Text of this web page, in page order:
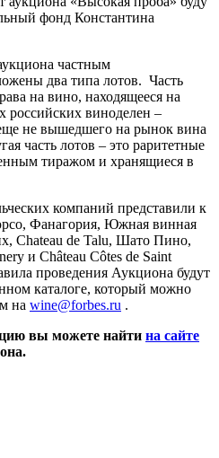
фонд Константина
частным
два типа лотов. Часть
на вино, находящееся на
российских виноделен –
не вышедшего на рынок вина
часть лотов – это раритетные
тиражом и хранящиеся в
компаний представили к
Фанагория, Южная винная
Chateau de Talu, Шато Пино,
и Château Côtes de Saint
проведения Аукциона будут
каталоге, который можно
на wine@forbes.ru .
вы можете найти на сайте